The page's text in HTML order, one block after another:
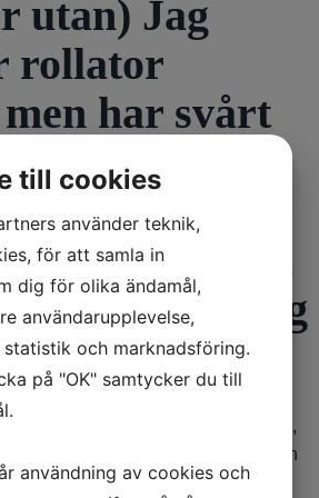
utan) Jag
rollator
har svårt
särskilt när
Börjar också
Ska
göra?
– är en felställning av kroppen,
kan leda till att exempelvis nacken
(framåt – anterokolles, bakåt –
till cookies
använder teknik,
för att samla in
dig för olika ändamål,
användarupplevelse,
och marknadsföring.
på "OK" samtycker du till
användning av cookies och